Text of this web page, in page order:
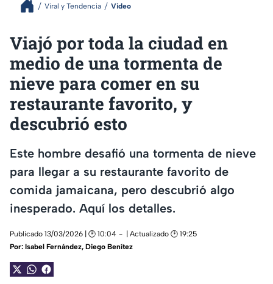
Viral y Tendencia Video
Viajó por toda la ciudad en
medio de una tormenta de
nieve para comer en su
restaurante favorito, y
descubrió esto
Este hombre desafió una tormenta de nieve
para llegar a su restaurante favorito de
comida jamaicana, pero descubrió algo
inesperado. Aquí los detalles.
Publicado 13/03/2026 | 🕑 10:04
| Actualizado 🕑 19:25
Por: Isabel Fernández, Diego Benítez